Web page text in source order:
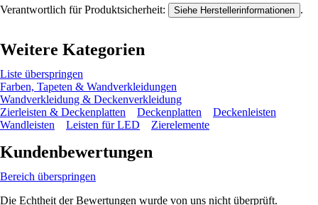
Verantwortlich für Produktsicherheit: Siehe Herstellerinformationen .
Weitere Kategorien
Liste überspringen
Farben, Tapeten & Wandverkleidungen
Wandverkleidung & Deckenverkleidung
Zierleisten & Deckenplatten
Deckenplatten
Deckenleisten
Wandleisten
Leisten für LED Zierelemente
Kundenbewertungen
Bereich überspringen
Die Echtheit der Bewertungen wurde von uns nicht überprüft.